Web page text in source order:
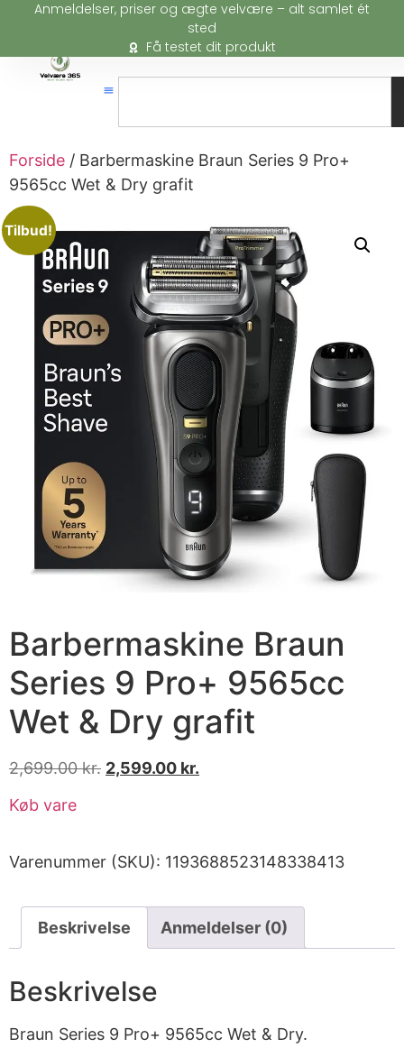
Anmeldelser, priser og ægte velvære – alt samlet ét
sted
Få testet dit produkt
Forside / Barbermaskine Braun Series 9 Pro+
9565cc Wet & Dry grafit
Tilbud!
Barbermaskine Braun
Series 9 Pro+ 9565cc
Wet & Dry grafit
2,699.00kr. 2,599.00 kr.
Køb vare
Varenummer (SKU): 1193688523148338413
Beskrivelse Anmeldelser (0)
Beskrivelse
Braun Series 9 Pro+ 9565cc Wet & Dry.